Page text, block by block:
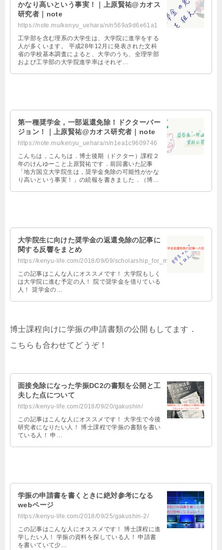
かなり高いという事実！｜上原賢祐@カオス
研究者｜note
https://note.mu/kenyu_uehara/n/n569a9d6e61a1
工学部を含む理系の大学生は、大学院に進学をする
人が多くいます。 平成28年12月に発表された文科
省の学校基本調査によると、大学のうち、全理学部
および工学部の大学院進学率はそれぞ
と大きくなります。 例えば“東京大学”や“京都大
学”といった名の知れた大学では、院進
第一種奨学金，一部返還免除！ドクターバー
ジョン！｜上原賢祐@カオス研究者｜note
https://note.mu/kenyu_uehara/n/n1ea1c9609746
こんちは，こんちは．博士後期（ドクター）課程２
年のけんゆーこと上原賢祐です．前回書いた記事
「地方国立大学院生は，奨学金免除の可能性がかな
り高いという事実！」の続報を書きました．（博士
除申請書類の記事がそこら中に出回ってないらし
く，僕が去年書いた記事もアクセスが結構ありまし
たので誰かの参考になるかなと思い載せておきま
す．博士後期課程であることと
大学院生に向けた奨学金の返還免除の記事に
関する反響をまとめ
https://kenyu-life.com/2018/09/09/scholarship_for_masters/
この記事はこんな人にオススメです！ 大学院もしく
は大学院に進む予定の人！ 院で奨学金を借りている
人！ 奨学金の…
博士課程向けに学振の申請書類の公開もしてます．
こちらも合わせてどうぞ！
面接免除になった学振DC2の書類を公開と工
夫した点について
https://kenyu-life.com/2018/09/20/gakushin/
この記事はこんな人にオススメです！ 大学生で今後
研究者になりたい人！ 博士課程で学振の書類を書い
ている人！ 申…
学振の申請書を書くときに絶対参考になる
webページ
https://kenyu-life.com/2018/09/25/gakushin-2/
この記事はこんな人にオススメです！ 博士課程に進
学したい人！ 学振の資料を探している人！ 申請書
を書いていて少…